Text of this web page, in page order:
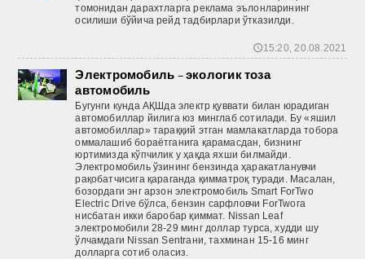
томонидан дарахтларга реклама эълонларининг
осилиши бўйича рейд тадбирлари ўтказилди.
🕔15:20, 20.08.2021
Электромобиль – экологик тоза
автомобиль
Бугунги кунда АҚШда электр қуввати билан юрадиган
автомобиллар йилига юз минглаб сотилади. Бу «яшил
автомобиллар» тараққий этган мамлакатларда тобора
оммалашиб бораётганига қарамасдан, бизнинг
юртимизда кўпчилик у ҳақда яхши билмайди.
Электромобиль ўзининг бензинда ҳаракатланувчи
рақобатчисига қараганда қимматроқ туради. Масалан,
бозордаги энг арзон электромобиль Smart ForTwo
Electric Drive бўлса, бензин сарфловчи ForTwoга
нисбатан икки баробар қиммат. Nissan Leaf
электромобили 28-29 минг доллар турса, худди шу
ўлчамдаги Nissan Sentraни, тахминан 15-16 минг
долларга сотиб оласиз.